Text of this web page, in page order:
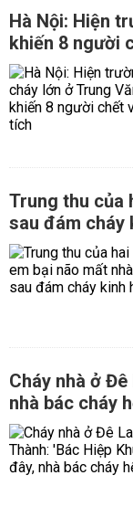
Hà Nội: Hiện
khiến 8 người
Trung thu của
sau đám cháy
Cháy nhà ở Đê
nhà bác cháy